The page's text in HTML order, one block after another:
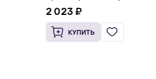
натуральный лимон, 15
пакетиков (5 мл) каждый
2 023 ₽
КУПИТЬ